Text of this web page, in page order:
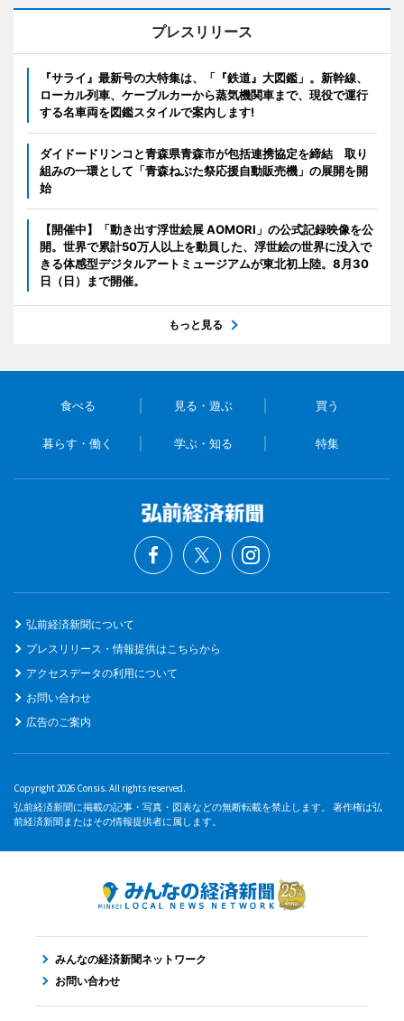
プレスリリース
『サライ』最新号の大特集は、「『鉄道』大図鑑」。新幹線、
ローカル列車、ケーブルカーから蒸気機関車まで、現役で運行
する名車両を図鑑スタイルで案内します!
ダイドードリンコと青森県青森市が包括連携協定を締結 取り
組みの一環として「青森ねぶた祭応援自動販売機」の展開を開
始
【開催中】「動き出す浮世絵展 AOMORI」の公式記録映像を公
開。世界で累計50万人以上を動員した、浮世絵の世界に没入で
きる体感型デジタルアートミュージアムが東北初上陸。8月30
日（日）まで開催。
もっと見る
食べる 見る・遊ぶ 買う
暮らす・働く 学ぶ・知る 特集
弘前経済新聞について
プレスリリース・情報提供はこちらから
アクセスデータの利用について
お問い合わせ
広告のご案内
Copyright 2026 Consis. All rights reserved.
弘前経済新聞に掲載の記事・写真・図表などの無断転載を禁止します。 著作権は弘
前経済新聞またはその情報提供者に属します。
みんなの経済新聞ネットワーク
お問い合わせ